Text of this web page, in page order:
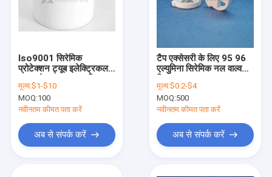
Iso9001 सिरेमिक
प्रोटेक्शन ट्यूब इलेक्ट्रिकल
सिरेमिक इन्सुलेशन ट्यूब
IATF16949
मूल्य:$1-$10
MOQ:100
नवीनतम कीमत पता करें
अब से संपर्क करें
टैप एक्सेसरी के लिए 95 96
एल्युमिना सिरेमिक नल वाल्व
मूल्य:$0.2-$4
MOQ:500
नवीनतम कीमत पता करें
अब से संपर्क करें